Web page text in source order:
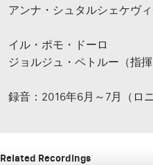
アンナ・シュタルシェケヴィ
イル・ポモ・ドーロ
ジョルジュ・ペトルー（指揮
録音：2016年6月～7月（ロニ
Related Recordings